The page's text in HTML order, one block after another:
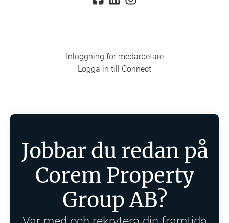
Inloggning för medarbetare
Logga in till Connect
Jobbar du redan på
Corem Property
Group AB?